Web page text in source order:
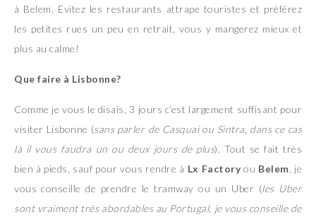
à Belem. Evitez les restaurants attrape touristes et préférez
les petites rues un peu en retrait, vous y mangerez mieux et
plus au calme!
Que faire à Lisbonne?
Comme je vous le disais, 3 jours c’est largement suffisant pour
visiter Lisbonne (sans parler de Casquai ou Sintra, dans ce cas
là il vous faudra un ou deux jours de plus). Tout se fait très
bien à pieds, sauf pour vous rendre à Lx Factoryou Belem , je
vous conseille de prendre le tramway ou un Uber (les Uber
sont vraiment très abordables au Portugal, je vous conseille de